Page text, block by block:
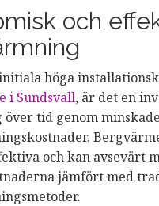
och
höga
i Sundsvall, är det en
över tid genom minskade
och kan avsevärt
jämfört med